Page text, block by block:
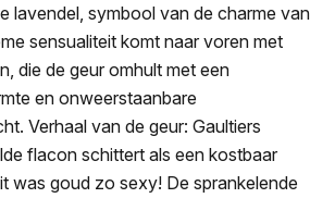
lavendel, symbool van de charme van
sensualiteit komt naar voren met
die de geur omhult met een
en onweerstaanbare
Verhaal van de geur: Gaultiers
flacon schittert als een kostbaar
was goud zo sexy! De sprankelende